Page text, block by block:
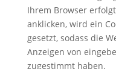
Ihrem Browser
anklicken, wird ein
gesetzt, sodass die
Anzeigen von
zugestimmt haben.